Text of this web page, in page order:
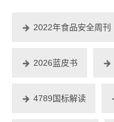
2022年食品安全周刊
2026蓝皮书
4789国标解读